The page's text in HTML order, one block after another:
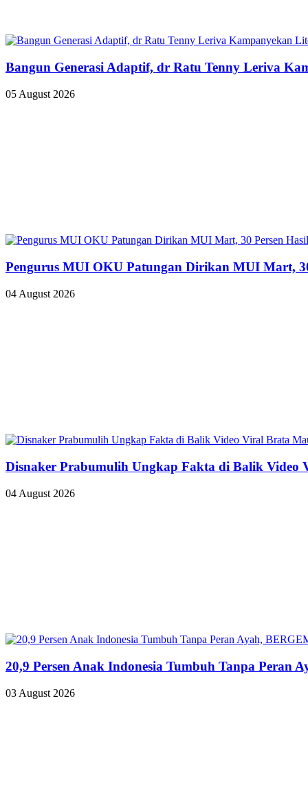
Bangun Generasi Adaptif, dr Ratu Tenny Leriva
05 August 2026
Pengurus MUI OKU Patungan Dirikan MUI Mart,
04 August 2026
Disnaker Prabumulih Ungkap Fakta di Balik Video
04 August 2026
20,9 Persen Anak Indonesia Tumbuh Tanpa Peran
03 August 2026